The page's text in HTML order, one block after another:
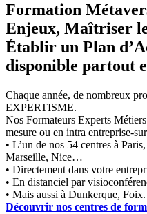
Formation
Enjeux, Maîtriser
Établir un Plan
disponible partout
Chaque année, de nombreux
EXPERTISME.
Nos Formateurs Experts
mesure ou en intra entreprise-
• L’un de nos 54 centres à
Marseille, Nice…
• Directement dans votre
• En distanciel par
• Mais aussi à Dunkerque, Foix.
Découvrir nos centres de